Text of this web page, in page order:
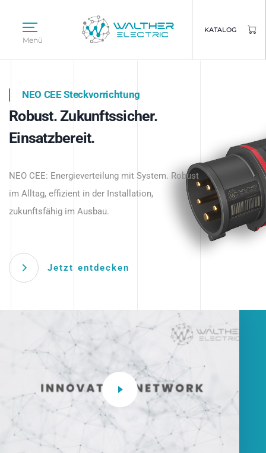
Menü
KATALOG
Intelligente Stromverteilung
beginnt hier.
NEO CEE Steckvorrichtung
Robust. Zukunftssicher.
Einsatzbereit.
NEO CEE: Energieverteilung mit System. Robust
im Alltag, effizient in der Installation,
zukunftsfähig im Ausbau.
Jetzt entdecken
Intelligenz trifft Energie.
Anwendungen – robust, IP-geschützt und
zukunftsfähig.